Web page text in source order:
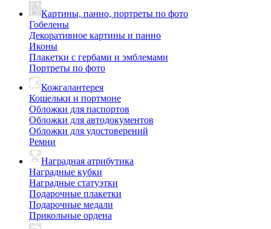
Картины, панно, портреты по фото
Гобелены
Декоративное картины и панно
Иконы
Плакетки с гербами и эмблемами
Портреты по фото
Кожгалантерея
Кошельки и портмоне
Обложки для паспортов
Обложки для автодокументов
Обложки для удостоверений
Ремни
Наградная атрибутика
Наградные кубки
Наградные статуэтки
Подарочные плакетки
Подарочные медали
Прикольные ордена